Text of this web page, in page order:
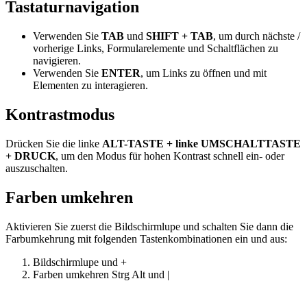
Tastaturnavigation
Verwenden Sie TAB und SHIFT + TAB, um durch nächste /
vorherige Links, Formularelemente und Schaltflächen zu
navigieren.
Verwenden Sie ENTER, um Links zu öffnen und mit
Elementen zu interagieren.
Kontrastmodus
Drücken Sie die linke ALT-TASTE + linke UMSCHALTTASTE
+ DRUCK, um den Modus für hohen Kontrast schnell ein- oder
auszuschalten.
Farben umkehren
Aktivieren Sie zuerst die Bildschirmlupe und schalten Sie dann die
Farbumkehrung mit folgenden Tastenkombinationen ein und aus:
Bildschirmlupe und +
Farben umkehren Strg Alt und |